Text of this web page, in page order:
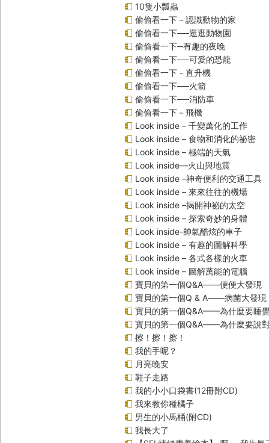
10隻小瓢蟲
偷偷看一下－認識動物的家
偷偷看一下──逛逛動物園
偷偷看一下─有趣的夜晚
偷偷看一下──可愛的恐龍
偷偷看一下－直升機
偷偷看一下──火箭
偷偷看一下──消防車
偷偷看一下－飛機
Look inside – 千變萬化的工作
Look inside – 食物和消化的祕密
Look inside – 極端的天氣
Look inside—火山與地震
Look inside –神奇便利的交通工具
Look inside – 來來往往的機場
Look inside –揭開神祕的太空
Look inside – 探索奇妙的身體
Look inside-帥氣酷炫的車子
Look inside – 有趣的圖解科學
Look inside – 各式各樣的火車
Look inside – 圖解萬能的電腦
寶貝的第一個Q&A――便便大發現
寶貝的第一個Q & A――病菌大發現
寶貝的第一個Q&A——為什麼要睡
寶貝的第一個Q&A――為什麼要說
擦！擦！擦！
我的手呢？
月亮晚安
鞋子走路
我的小小口袋書(12冊附CD)
我來教你種橘子
男生的小馬桶(附CD)
我長大了